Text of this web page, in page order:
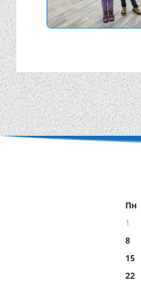
Пн
1
8
15
22